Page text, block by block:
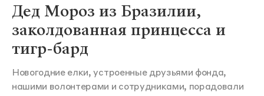
Дед Мороз из Бразилии,
заколдованная принцесса и
тигр-бард
Новогодние елки, устроенные друзьями фонда,
нашими волонтерами и сотрудниками, порадовали